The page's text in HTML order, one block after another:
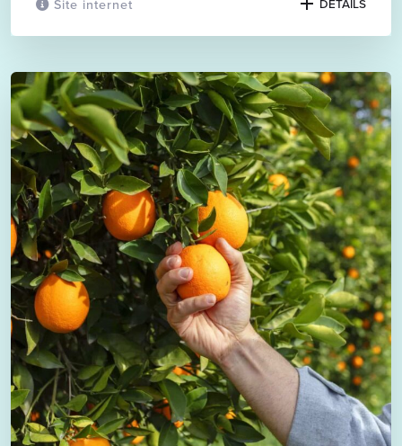
Site internet DETAILS